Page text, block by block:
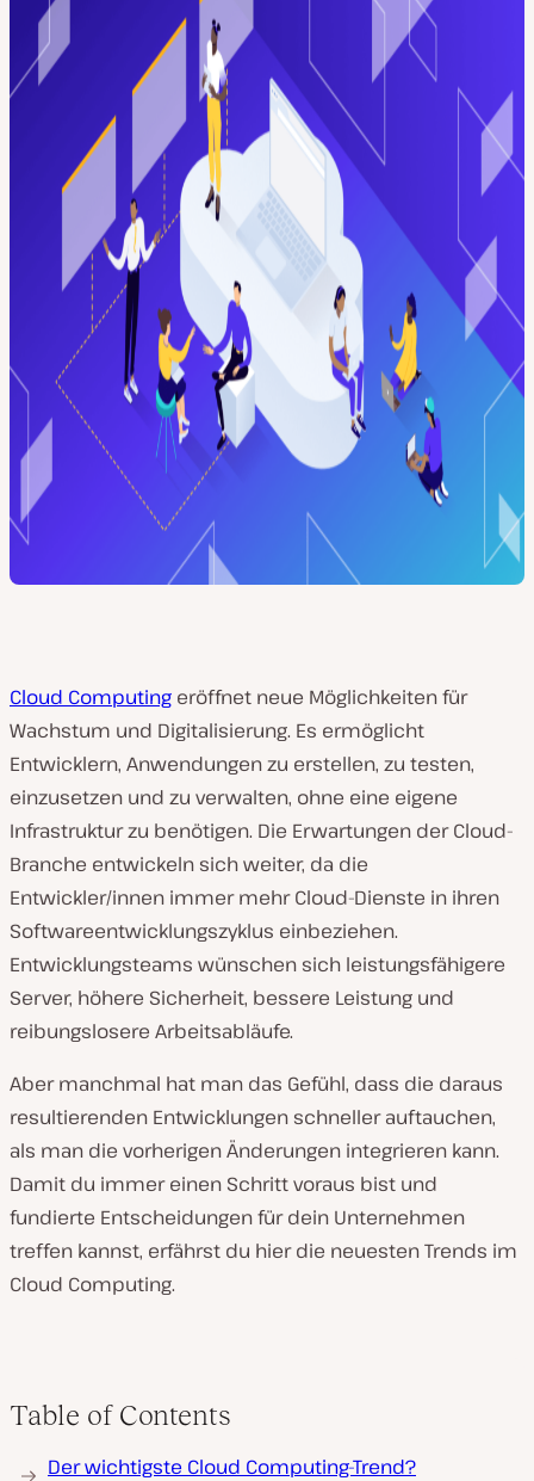
Cloud Computing eröffnet neue Möglichkeiten für
Wachstum und Digitalisierung. Es ermöglicht
Entwicklern, Anwendungen zu erstellen, zu testen,
einzusetzen und zu verwalten, ohne eine eigene
Infrastruktur zu benötigen. Die Erwartungen der Cloud-
Branche entwickeln sich weiter, da die
Entwickler/innen immer mehr Cloud-Dienste in ihren
Softwareentwicklungszyklus einbeziehen.
Entwicklungsteams wünschen sich leistungsfähigere
Server, höhere Sicherheit, bessere Leistung und
reibungslosere Arbeitsabläufe.
Aber manchmal hat man das Gefühl, dass die daraus
resultierenden Entwicklungen schneller auftauchen,
als man die vorherigen Änderungen integrieren kann.
Damit du immer einen Schritt voraus bist und
fundierte Entscheidungen für dein Unternehmen
treffen kannst, erfährst du hier die neuesten Trends im
Cloud Computing.
Table of Contents
Der wichtigste Cloud Computing-Trend?